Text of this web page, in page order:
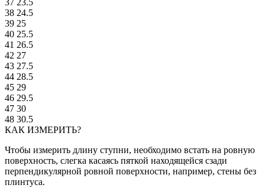
37 23.5
38 24.5
39 25
40 25.5
41 26.5
42 27
43 27.5
44 28.5
45 29
46 29.5
47 30
48 30.5
КАК ИЗМЕРИТЬ?
Чтобы измерить длину ступни, необходимо встать на ровную
поверхность, слегка касаясь пяткой находящейся сзади
перпендикулярной ровной поверхности, например, стены без
плинтуса.